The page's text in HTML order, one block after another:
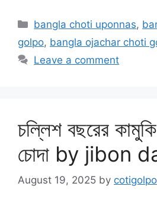
Categories
bangla choti uponnas,
golpo, bangla ojachar choti
Leave a comment
চল্লিশ বছরের কামুকি
চোদা by jibon
August 19, 2025 by cotigolpo